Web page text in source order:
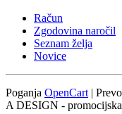
Račun
Zgodovina naročil
Seznam želja
Novice
Poganja OpenCart |
A DESIGN -